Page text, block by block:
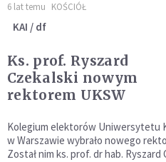
6 lat temu KOŚCIÓŁ
KAI / df
Ks. prof. Ryszard
Czekalski nowym
rektorem UKSW
Kolegium elektorów Uniwersytetu
w Warszawie wybrało nowego
Został nim ks. prof. dr hab. Ryszard